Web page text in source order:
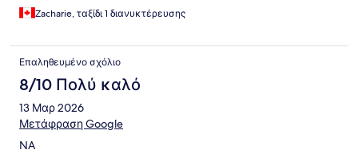
Zacharie, ταξίδι 1 διανυκτέρευσης
Επαληθευμένο σχόλιο
8/10 Πολύ καλό
13 Μαρ 2026
Μετάφραση Google
NA